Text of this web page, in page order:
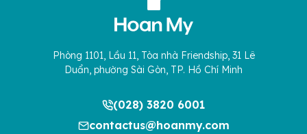
Phòng 1101, Lầu 11, Tòa nhà Friendship, 31 Lê
Duẩn, phường Sài Gòn, TP. Hồ Chí Minh
(028) 3820 6001
contactus@hoanmy.com